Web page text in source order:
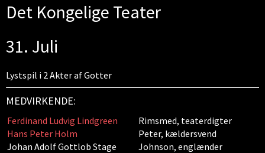
Det Kongelige Teater
31. Juli
Lystspil i 2 Akter af Gotter
MEDVIRKENDE:
Ferdinand Ludvig Lindgreen
Rimsmed, teaterdigter
Hans Peter Holm
Peter, kældersvend
Johan Adolf Gottlob Stage
Johnson, englænder